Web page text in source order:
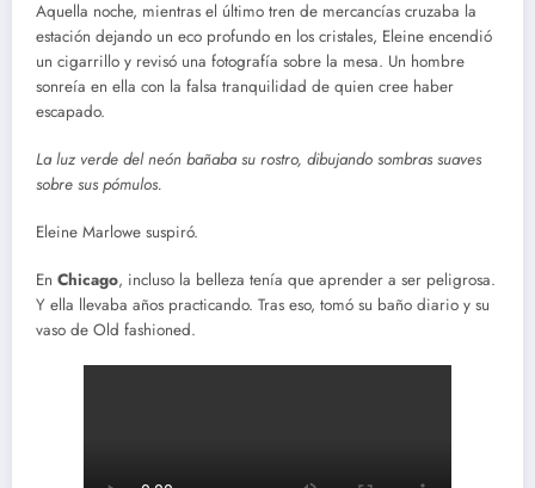
Aquella noche, mientras el último tren de mercancías cruzaba la
estación dejando un eco profundo en los cristales, Eleine encendió
un cigarrillo y revisó una fotografía sobre la mesa. Un hombre
sonreía en ella con la falsa tranquilidad de quien cree haber
escapado.
La luz verde del neón bañaba su rostro, dibujando sombras suaves
sobre sus pómulos.
Eleine Marlowe suspiró.
En Chicago, incluso la belleza tenía que aprender a ser peligrosa.
Y ella llevaba años practicando. Tras eso, tomó su baño diario y su
vaso de Old fashioned.